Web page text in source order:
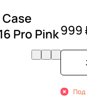
Case
Pro Pink999
Под